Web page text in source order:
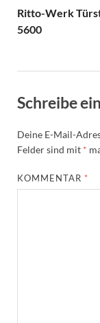
Ritto-Werk
5600
Schreibe
Deine E-Mail-
Felder sind mit *
KOMMENTAR *